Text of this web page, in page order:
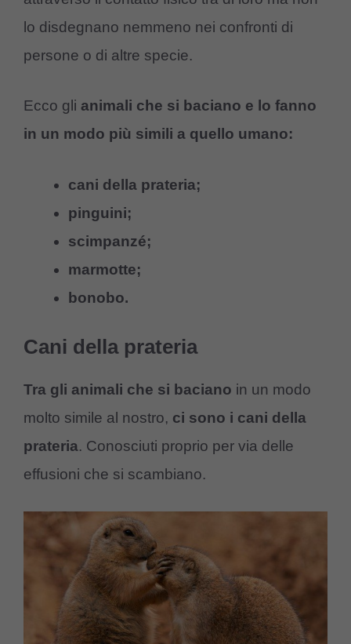
lo disdegnano nemmeno nei confronti di
persone o di altre specie.
Ecco gli animali che si baciano e lo fanno
in un modo più simili a quello umano:
cani della prateria;
pinguini;
scimpanzé;
marmotte;
bonobo.
Cani della prateria
Tra gli animali che si baciano in un modo
molto simile al nostro, ci sono i cani della
prateria. Conosciuti proprio per via delle
effusioni che si scambiano.